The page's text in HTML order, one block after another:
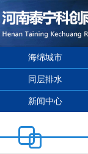
海绵城市
同层排水
新闻中心